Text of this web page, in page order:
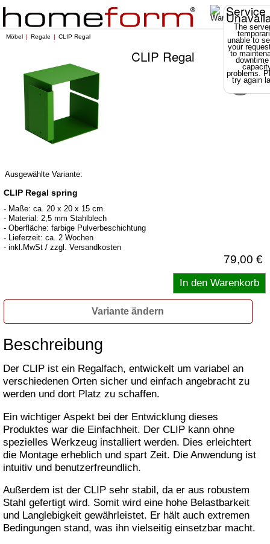
Service
The
unable to
your
to
problems.
try again
Möbel Regale CLIP Regal
CLIP Regal
Ausgewählte Variante:
CLIP Regal spring
- Maße: ca. 20 x 20 x 15 cm
- Material: 2,5 mm Stahlblech
- Oberfläche: farbige Pulverbeschichtung
- Lieferzeit: ca. 2 Wochen
- inkl.MwSt / zzgl. Versandkosten
79,00 €
Variante ändern
Beschreibung
Der CLIP ist ein Regalfach, entwickelt um variabel an
verschiedenen Orten sicher und einfach angebracht zu
werden und dort Platz zu schaffen.
Ein wichtiger Aspekt bei der Entwicklung dieses
Produktes war die Einfachheit. Der CLIP kann ohne
spezielles Werkzeug installiert werden. Dies erleichtert
die Montage erheblich und spart Zeit. Die Anwendung ist
intuitiv und benutzerfreundlich.
Außerdem ist der CLIP sehr stabil, da er aus robustem
Stahl gefertigt wird. Somit wird eine hohe Belastbarkeit
und Langlebigkeit gewährleistet. Er hält auch extremen
Bedingungen stand, was ihn vielseitig einsetzbar macht.